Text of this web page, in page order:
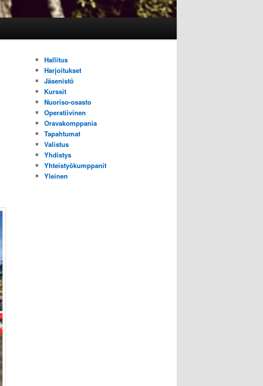
Hallitus
Harjoitukset
Jäsenistö
Kurssit
Nuoriso-osasto
Operatiivinen
Oravakomppania
Tapahtumat
Valistus
Yhdistys
Yhteistyökumppanit
Yleinen